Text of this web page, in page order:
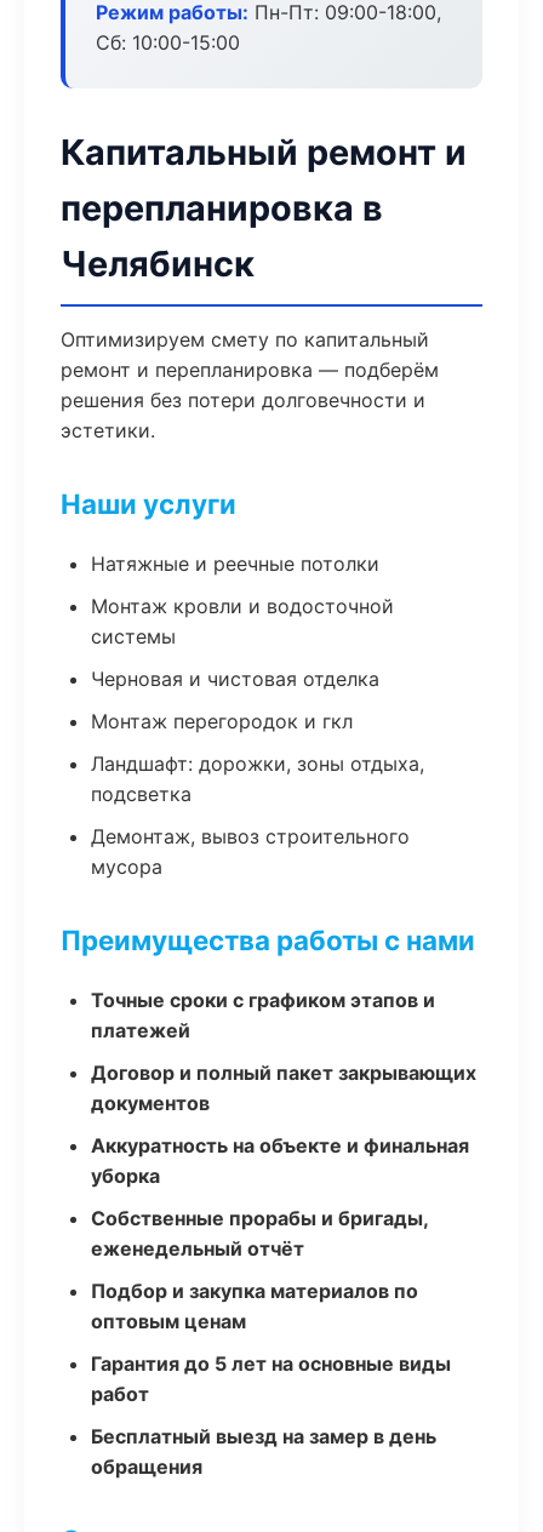
Режим работы: Пн-Пт: 09:00-18:00,
Сб: 10:00-15:00
Капитальный ремонт и
перепланировка в
Челябинск
Оптимизируем смету по капитальный
ремонт и перепланировка — подберём
решения без потери долговечности и
эстетики.
Наши услуги
Натяжные и реечные потолки
Монтаж кровли и водосточной
системы
Черновая и чистовая отделка
Монтаж перегородок и гкл
Ландшафт: дорожки, зоны отдыха,
подсветка
Демонтаж, вывоз строительного
мусора
Преимущества работы с нами
Точные сроки с графиком этапов и
платежей
Договор и полный пакет закрывающих
документов
Аккуратность на объекте и финальная
уборка
Собственные прорабы и бригады,
еженедельный отчёт
Подбор и закупка материалов по
оптовым ценам
Гарантия до 5 лет на основные виды
работ
Бесплатный выезд на замер в день
обращения